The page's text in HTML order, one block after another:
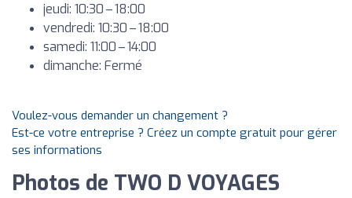
jeudi: 10:30 – 18:00
vendredi: 10:30 – 18:00
samedi: 11:00 – 14:00
dimanche: Fermé
Voulez-vous demander un changement ?
Est-ce votre entreprise ? Créez un compte gratuit pour gérer
ses informations
Photos de TWO D VOYAGES